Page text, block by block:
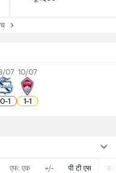
07
0-1
10/07
1-1
एफ: एक +/- पी टी एस